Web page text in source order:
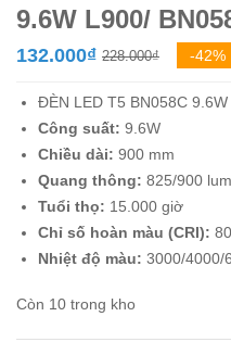
9.6W L900/
228.000₫Giá
là:
132.000₫
Giá
tại
là:
-42%
ĐÈN LED T5 BN058C
Công suất: 9.6W
Chiều dài: 900 mm
Quang thông: 825/900
Tuổi thọ: 15.000 giờ
Chỉ số hoàn màu (CRI): 80
Nhiệt độ màu: 3000/4000/
Còn 10 trong kho